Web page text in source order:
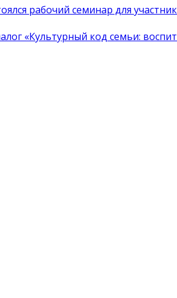
рабочий семинар для
«Культурный код семьи: